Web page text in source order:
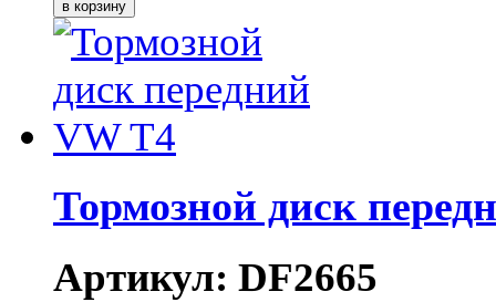
Тормозной диск
Артикул: DF2665